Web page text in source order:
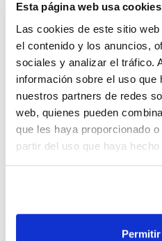
Esta página web usa cookies
Las cookies de este sitio
el contenido y los anuncios,
sociales y analizar el tráfico.
información sobre el uso que
nuestros partners de redes
web, quienes pueden
que les haya proporcionado
partir del uso que haya
Documentación
TDS / Ficha técnica
Regístrate para
descargas
SDS/ Hoja de seguridad
Regístrate para
descargas
Los productos marcados